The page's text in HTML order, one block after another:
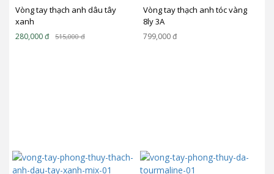
Vòng tay thạch anh dâu tây
xanh
515,000đ
280,000đ
Vòng tay thạch anh tóc vàng
8ly 3A
799,000đ